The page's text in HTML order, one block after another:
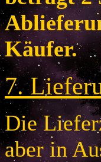
Käufer.
7.
Die
aber in